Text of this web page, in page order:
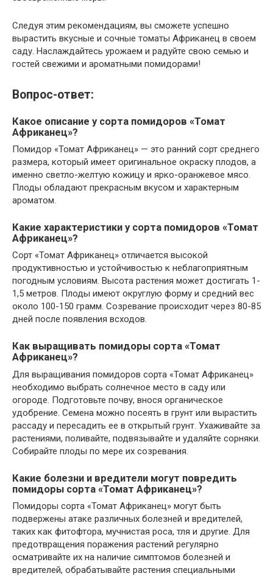
Следуя этим рекомендациям, вы сможете успешно
вырастить вкусные и сочные томаты Африканец в своем
саду. Наслаждайтесь урожаем и радуйте свою семью и
гостей свежими и ароматными помидорами!
Вопрос-ответ:
Какое описание у сорта помидоров «Томат
Африканец»?
Помидор «Томат Африканец» — это ранний сорт среднего
размера, который имеет оригинальное окраску плодов, а
именно светло-желтую кожицу и ярко-оранжевое мясо.
Плоды обладают прекрасным вкусом и характерным
ароматом.
Какие характеристики у сорта помидоров «Томат
Африканец»?
Сорт «Томат Африканец» отличается высокой
продуктивностью и устойчивостью к неблагоприятным
погодным условиям. Высота растения может достигать 1-
1,5 метров. Плоды имеют округлую форму и средний вес
около 100-150 грамм. Созревание происходит через 80-85
дней после появления всходов.
Как выращивать помидоры сорта «Томат
Африканец»?
Для выращивания помидоров сорта «Томат Африканец»
необходимо выбрать солнечное место в саду или
огороде. Подготовьте почву, внося органическое
удобрение. Семена можно посеять в грунт или вырастить
рассаду и пересадить ее в открытый грунт. Ухаживайте за
растениями, поливайте, подвязывайте и удаляйте сорняки.
Собирайте плоды по мере их созревания.
Какие болезни и вредители могут повредить
помидоры сорта «Томат Африканец»?
Помидоры сорта «Томат Африканец» могут быть
подвержены атаке различных болезней и вредителей,
таких как фитофтора, мучнистая роса, тля и другие. Для
предотвращения поражения растений регулярно
осматривайте их на наличие симптомов болезней и
вредителей, обрабатывайте растения специальными